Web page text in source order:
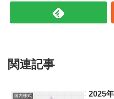
関連記事
国内株式
2025